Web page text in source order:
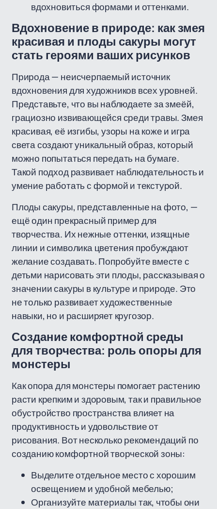
вдохновиться формами и оттенками.
Вдохновение в природе: как змея
красивая и плоды сакуры могут
стать героями ваших рисунков
Природа — неисчерпаемый источник
вдохновения для художников всех уровней.
Представьте, что вы наблюдаете за змеёй,
грациозно извивающейся среди травы. Змея
красивая, её изгибы, узоры на коже и игра
света создают уникальный образ, который
можно попытаться передать на бумаге.
Такой подход развивает наблюдательность и
умение работать с формой и текстурой.
Плоды сакуры, представленные на фото, —
ещё один прекрасный пример для
творчества. Их нежные оттенки, изящные
линии и символика цветения пробуждают
желание создавать. Попробуйте вместе с
детьми нарисовать эти плоды, рассказывая о
значении сакуры в культуре и природе. Это
не только развивает художественные
навыки, но и расширяет кругозор.
Создание комфортной среды
для творчества: роль опоры для
монстеры
Как опора для монстеры помогает растению
расти крепким и здоровым, так и правильное
обустройство пространства влияет на
продуктивность и удовольствие от
рисования. Вот несколько рекомендаций по
созданию комфортной творческой зоны:
Выделите отдельное место с хорошим
освещением и удобной мебелью;
Организуйте материалы так, чтобы они